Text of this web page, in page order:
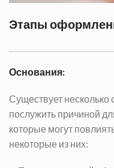
Этапы
Основания:
Существует несколько
послужить причиной
которые могут
некоторые из них: